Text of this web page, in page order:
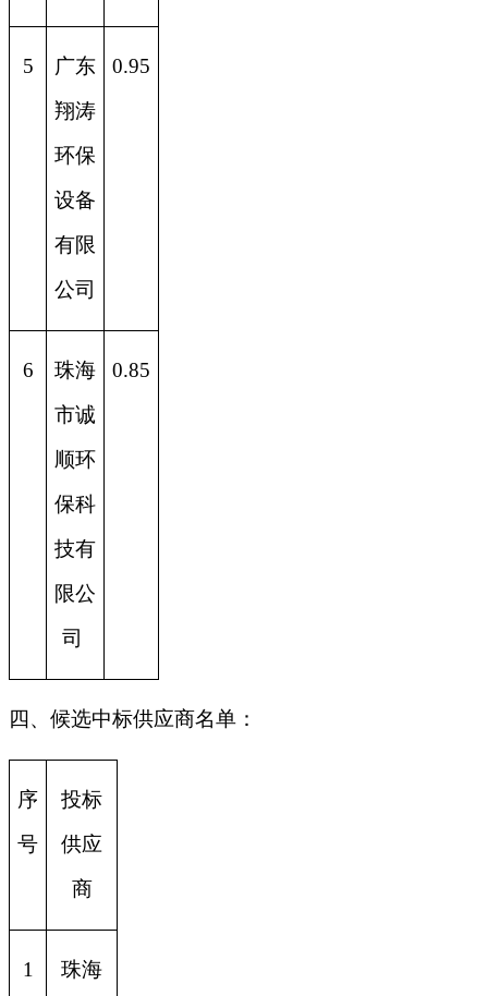
5
广东
翔涛
环保
设备
有限
公司
0.95
6
珠海
市诚
顺环
保科
技有
限公
司
0.85
四、候选中标供应商名单：
序
号
投标
供应
商
1
珠海